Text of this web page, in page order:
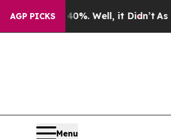
AGP PICKS
40%. Well, it Didn’tAs war With
Menu